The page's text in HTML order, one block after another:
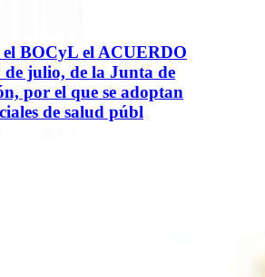
BOCyL el ACUERDO
de julio, de la Junta de
por el que se adoptan
de salud públ